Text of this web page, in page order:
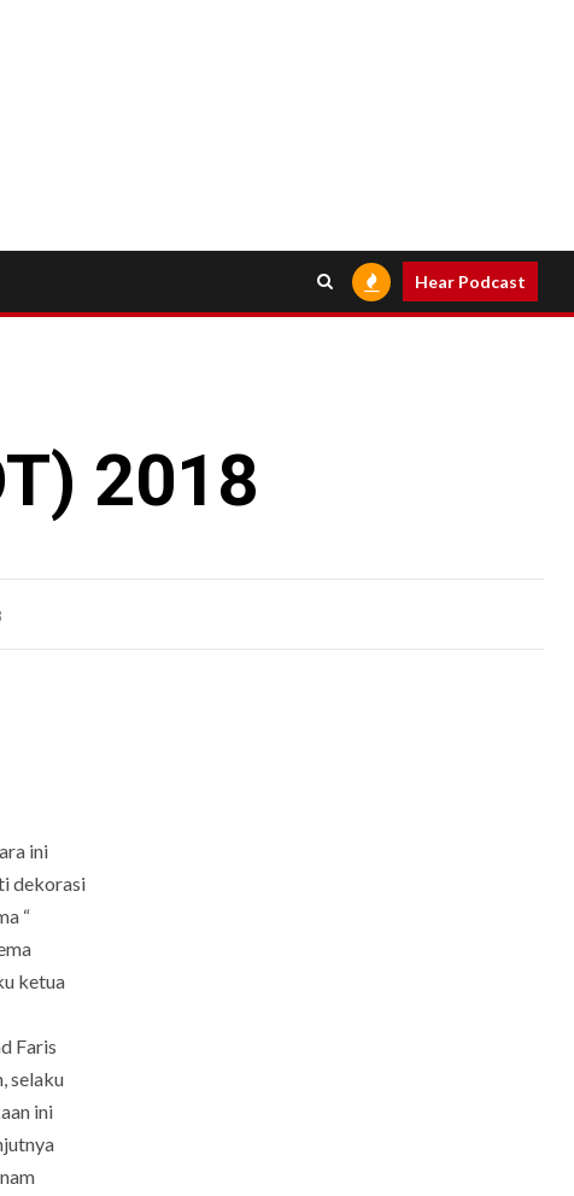
Hear Podcast
2018
ini
dekorasi
“
ketua
Faris
selaku
ini